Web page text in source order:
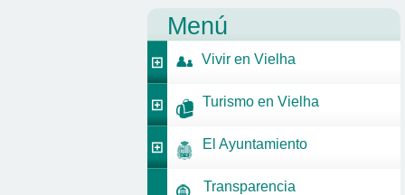
Menú
Vivir en Vielha
Turismo en Vielha
El Ayuntamiento
Transparencia